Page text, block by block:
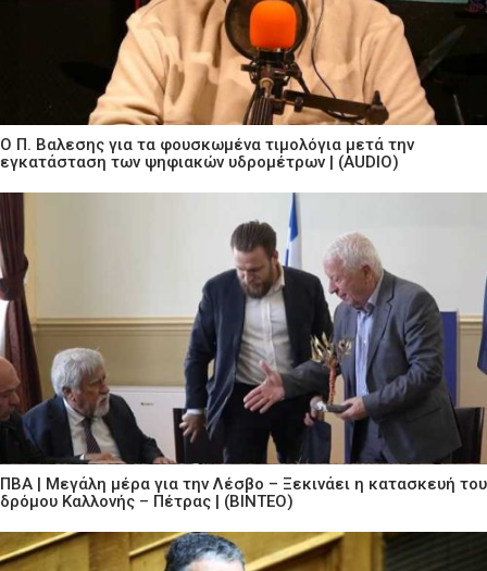
Ο Π. Βαλεσης για τα φουσκωμένα τιμολόγια μετά την
εγκατάσταση των ψηφιακών υδρομέτρων | (AUDIO)
ΠΒΑ | Μεγάλη μέρα για την Λέσβο – Ξεκινάει η κατασκευή του
δρόμου Καλλονής – Πέτρας | (ΒΙΝΤΕΟ)